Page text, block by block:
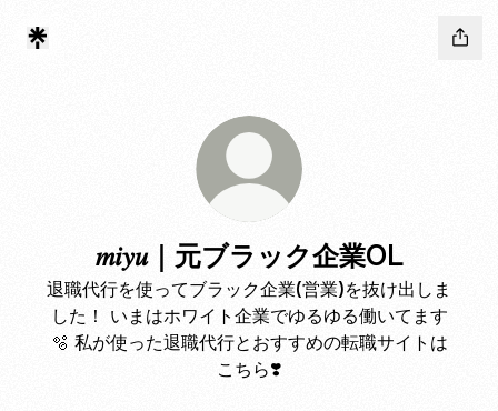
𝑚𝑖𝑦𝑢｜元ブラック企業OL
退職代行を使ってブラック企業(営業)を抜け出しま
した！ いまはホワイト企業でゆるゆる働いてます
🫧 私が使った退職代行とおすすめの転職サイトは
こちら❣️